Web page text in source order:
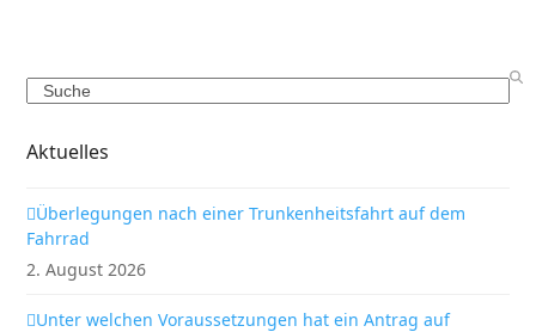
Search
Aktuelles
Überlegungen nach einer Trunkenheitsfahrt auf dem
Fahrrad
2. August 2026
Unter welchen Voraussetzungen hat ein Antrag auf